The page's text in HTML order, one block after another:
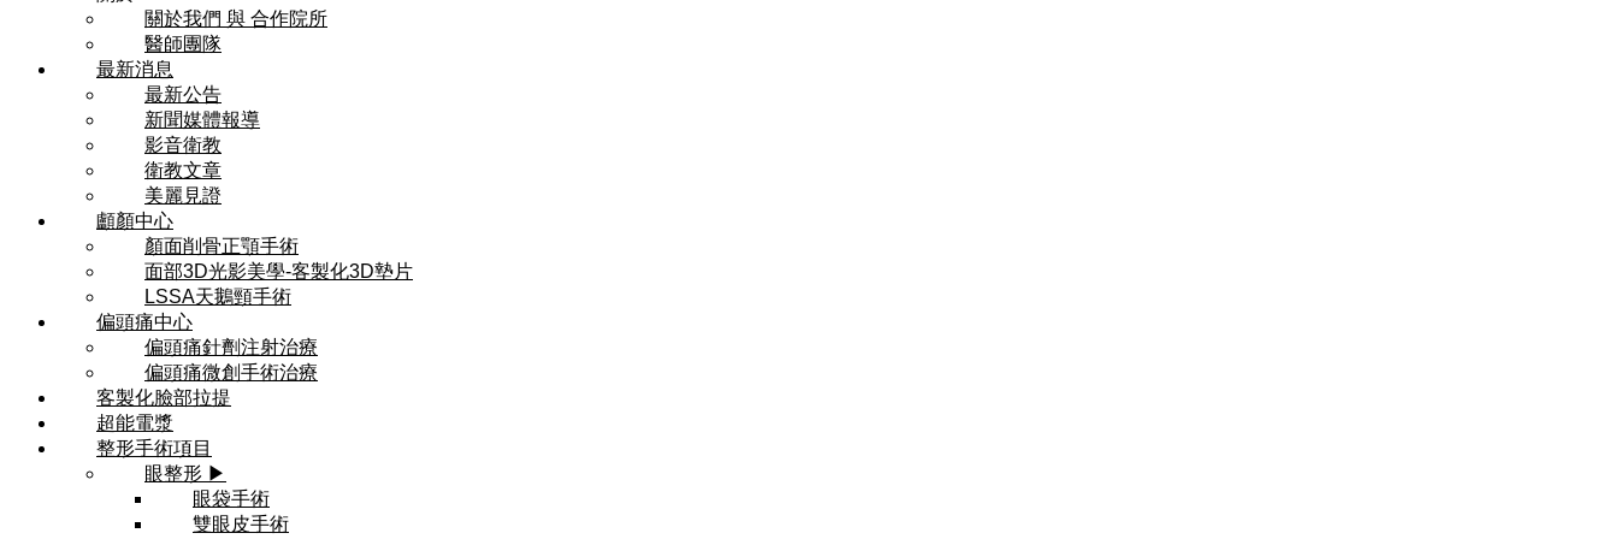
關於我們 與 合作院所
醫師團隊
最新消息
最新公告
新聞媒體報導
影音衛教
衛教文章
美麗見證
顱顏中心
顏面削骨正顎手術
面部3D光影美學-客製化3D墊片
LSSA天鵝頸手術
偏頭痛中心
偏頭痛針劑注射治療
偏頭痛微創手術治療
客製化臉部拉提
超能電漿
整形手術項目
眼整形 ▶
眼袋手術
雙眼皮手術